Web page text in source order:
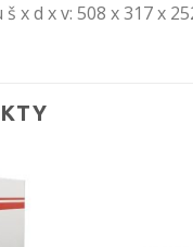
x d x v: 508 x 317 x